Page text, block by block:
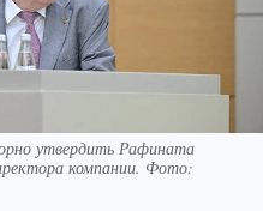
утвердить Рафината
компании. Фото: